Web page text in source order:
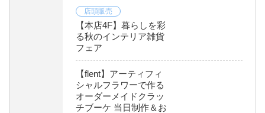
店頭販売
【本店4F】暮らしを彩
る秋のインテリア雑貨
フェア
【flent】アーティフィ
シャルフラワーで作る
オーダーメイドクラッ
チブーケ 当日制作＆お